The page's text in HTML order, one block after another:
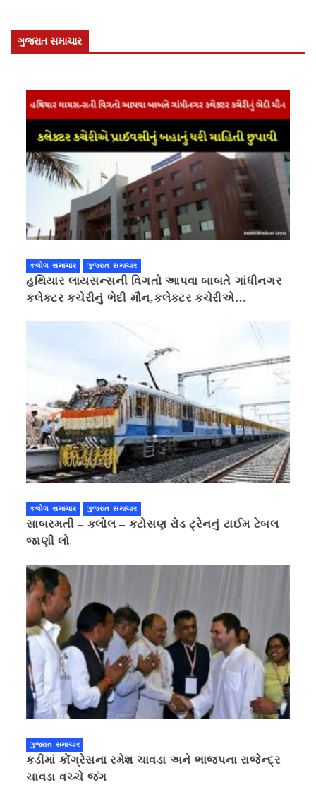
ગુજરાત સમાચાર
કલોલ સમાચાર ગુજરાત સમાચાર
હથિયાર લાયસન્સની વિગતો આપવા બાબતે ગાંધીનગર
કલેક્ટર કચેરીનું ભેદી મૌન,કલેક્ટર કચેરીએ
કલોલ સમાચાર ગુજરાત સમાચાર
સાબરમતી – કલોલ – કટોસણ રોડ ટ્રેનનું ટાઈમ ટેબલ
જાણી લો
ગુજરાત સમાચાર
કડીમાં કોંગ્રેસના રમેશ ચાવડા અને ભાજપના રાજેન્દ્ર
ચાવડા વચ્ચે જંગ